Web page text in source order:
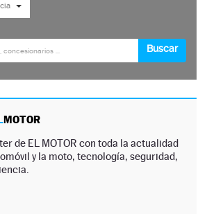
MOTOR
de EL MOTOR con toda la actualidad
y la moto, tecnología, seguridad,